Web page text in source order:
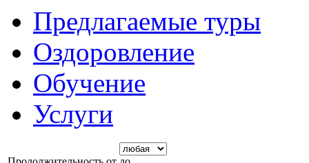
Предлагаемые туры
Оздоровление
Обучение
Услуги